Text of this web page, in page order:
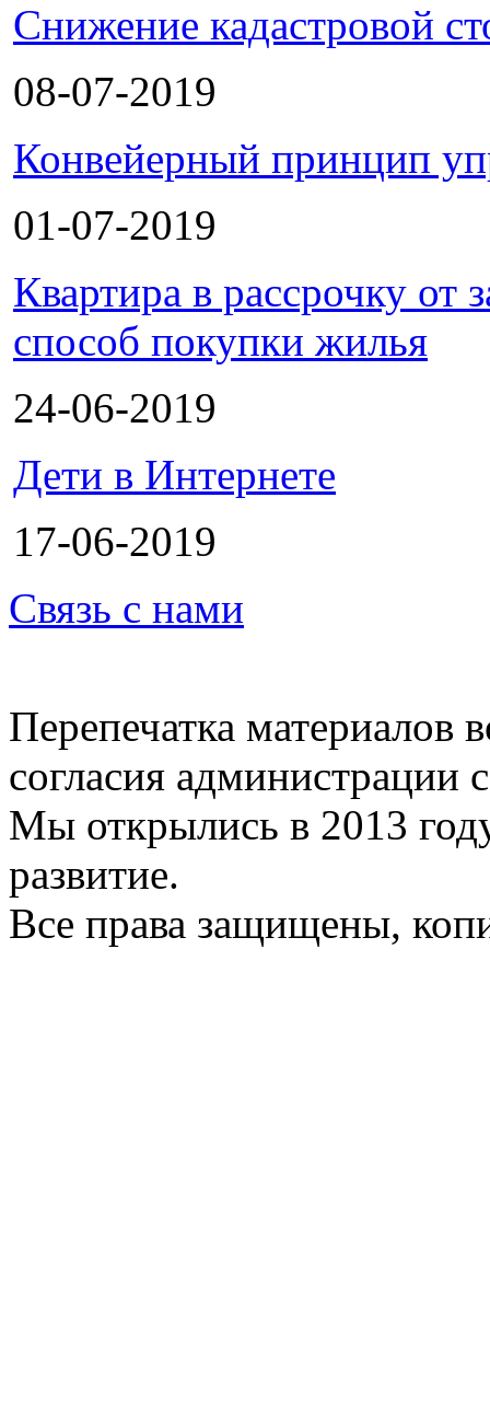
Снижение кадастровой
08-07-2019
Конвейерный принцип
01-07-2019
Квартира в рассрочку
способ покупки жилья
24-06-2019
Дети в Интернете
17-06-2019
Связь с нами
Перепечатка материалов
согласия администрации
Мы открылись в 2013
развитие.
Все права защищены,